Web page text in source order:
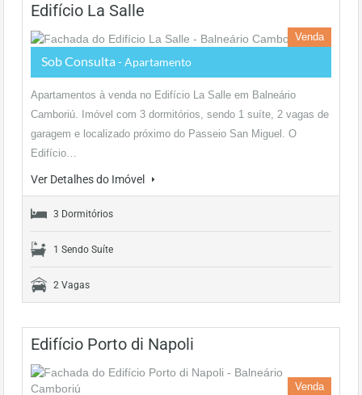
Edifício La Salle
Venda
Sob Consulta - Apartamento
Apartamentos à venda no Edifício La Salle em Balneário
Camboriú. Imóvel com 3 dormitórios, sendo 1 suíte, 2 vagas de
garagem e localizado próximo do Passeio San Miguel. O
Edifício…
Ver Detalhes do Imóvel
3 Dormitórios
1 Sendo Suíte
2 Vagas
Edifício Porto di Napoli
Venda